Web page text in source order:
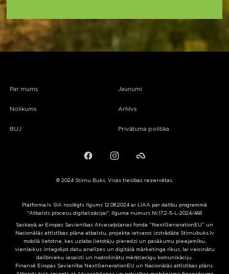
Par mums
Nolikums
BUJ
Jaunumi
Arhīvs
Privātuma politika
FacebookInstagramFailiem.lv
© 2024 Stirnu Buks. Visas tiesības rezervētas.
Platforma.lv SIA noslēgts līgums 12.08.2024 ar LIAA par dalību programmā
"Atbalsts procesu digitalizācijai", līguma numurs Nr.17.2-5-L-2024/468
Saskaņā ar Eiropas Savienības Atveseļošanas fonda “NextGenerationEU” un
Nacionālās attīstības plāna atbalstu, projekta ietvaros izstrādāta Stirnubuks.lv
mobilā lietotne, kas uzlabo lietotāju pieredzi un pasākumu pieejamību,
vienlaikus integrējot datu analīzes un digitālā mārketinga rīkus, lai veicinātu
dalībnieku iesaisti un nodrošinātu mērķtiecīgu komunikāciju.
Finansē Eiropas Savienība NextGenerationEU un Nacionālās attīstības plāns.